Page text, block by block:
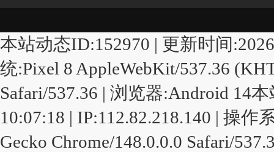
本站动态ID:152970 | 更新时间
统:Pixel 8 AppleWebKit/537.36
Safari/537.36 | 浏览器:Android 14
10:07:18 | IP:112.82.218.140 | 操
Gecko Chrome/148.0.0.0 Safari/